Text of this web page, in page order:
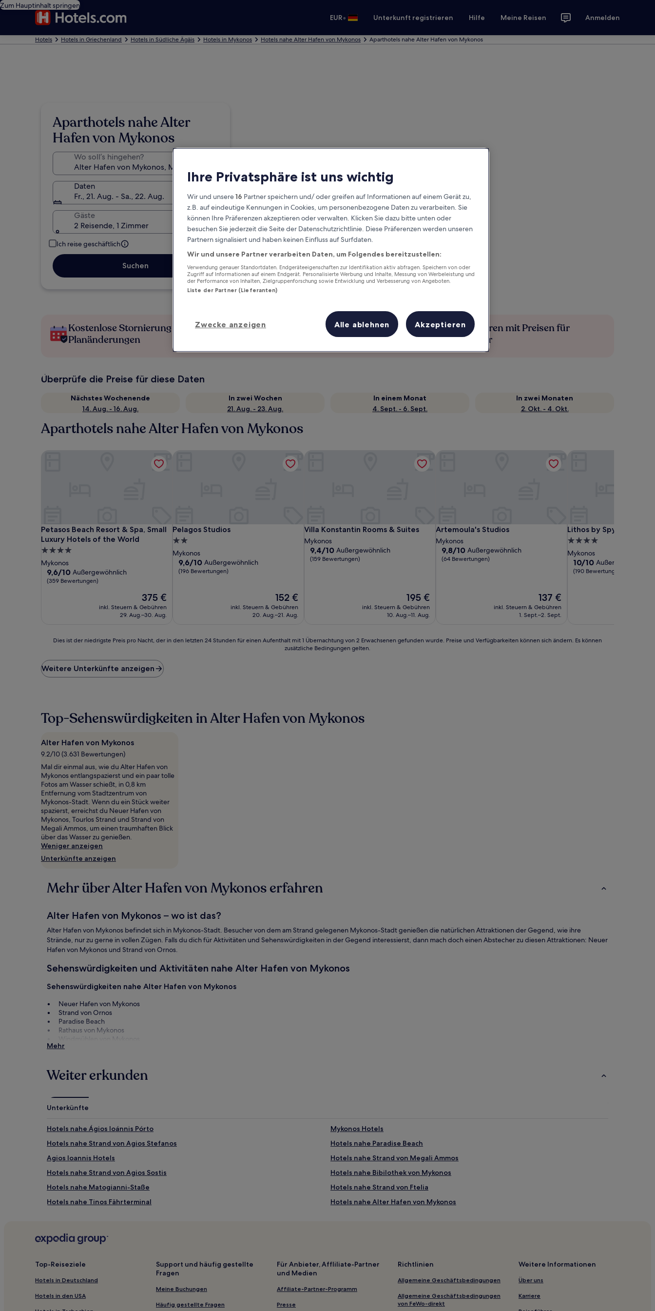
Zum Hauptinhalt springen
EUR• Unterkunft registrieren Hilfe Meine Reisen Anmelden
Hotels Hotels in Griechenland Hotels in Südliche Ägäis Hotels in Mykonos Hotels nahe Alter Hafen von Mykonos Aparthotels nahe Alter Hafen von Mykonos
Aparthotels nahe Alter
Hafen von Mykonos
Wo soll’s hingehen?
Daten
Fr., 21. Aug. - Sa., 22. Aug.
Gäste
2 Reisende, 1 Zimmer
Ich reise geschäftlich
Suchen
Kostenlose Stornierung bei
Planänderungen
Verdiene Prämien für jede
wahrgenommene Übernachtung
Mehr sparen mit Preisen für
Mitglieder
Überprüfe die Preise für diese Daten
Nächstes Wochenende
14. Aug. - 16. Aug.
In zwei Wochen
21. Aug. - 23. Aug.
In einem Monat
4. Sept. - 6. Sept.
In zwei Monaten
2. Okt. - 4. Okt.
Aparthotels nahe Alter Hafen von Mykonos
Petasos Beach Resort & Spa, Small
Luxury Hotels of the World
Petasos Beach Resort & Spa, Small Luxury Hotels of the World
4.0-
Sterne-
Unterkunft
Mykonos
9.6
von
9,6/10 Außergewöhnlich
(359 Bewertungen)
Der
Preis
beträgt
375 €
inkl. Steuern & Gebühren
29. Aug.–30. Aug.
Petasos Beach Resort & Spa, Small Luxury Hotels of the World
Pelagos Studios
Pelagos Studios
2.0-
Sterne-
Unterkunft
Mykonos
9.6
von
9,6/10 Außergewöhnlich
(196 Bewertungen)
Der
Preis
beträgt
152 €
inkl. Steuern & Gebühren
20. Aug.–21. Aug.
Villa Konstantin Rooms & Suites
Villa Konstantin Rooms & Suites
Mykonos
9.4
von
9,4/10 Außergewöhnlich
(159 Bewertungen)
Der
Preis
beträgt
195 €
inkl. Steuern & Gebühren
10. Aug.–11. Aug.
Artemoula's Studios
Artemoula's Studios
Mykonos
9.8
von
9,8/10 Außergewöhnlich
(64 Bewertungen)
Der
Preis
beträgt
137 €
inkl. Steuern & Gebühren
1. Sept.–2. Sept.
Lithos by Spyros & Flora
Lithos by Spyros & Flora
4.0-
Sterne-
Unterkunft
Mykonos
10.0
von
10/10 Außergewöhnlich
(190 Bewertungen)
der
niedrigste
Preis
den
letzten
für
einen
Aufenthalt
mit
1 Übernachtung
von
2 Erwachsenen
gefunden
wurde.
Preise
und
Verfügbarkeiten
können
sich
können
zusätzliche
gelten.
Dies ist der niedrigste Preis pro Nacht, der in den letzten 24 Stunden für einen Aufenthalt mit 1 Übernachtung von 2 Erwachsenen gefunden wurde. Preise und Verfügbarkeiten können sich ändern. Es können
zusätzliche Bedingungen gelten.
Weitere Unterkünfte anzeigen
Top-Sehenswürdigkeiten in Alter Hafen von Mykonos
Alter Hafen von Mykonos
9.2/10 (3.631 Bewertungen)
Mal dir einmal aus, wie du Alter Hafen von
Mykonos entlangspazierst und ein paar tolle
Fotos am Wasser schießt, in 0,8 km
Entfernung vom Stadtzentrum von
Mykonos-Stadt. Wenn du ein Stück weiter
spazierst, erreichst du Neuer Hafen von
Mykonos, Tourlos Strand und Strand von
Megali Ammos, um einen traumhaften Blick
über das Wasser zu genießen.
Weniger anzeigen
Unterkünfte anzeigen
Mehr über Alter Hafen von Mykonos erfahren
Alter Hafen von Mykonos – wo ist das?
Alter Hafen von Mykonos befindet sich in Mykonos-Stadt. Besucher von dem am Strand gelegenen Mykonos-Stadt genießen die natürlichen Attraktionen der Gegend, wie ihre
Strände, nur zu gerne in vollen Zügen. Falls du dich für Aktivitäten und Sehenswürdigkeiten in der Gegend interessierst, dann mach doch einen Abstecher zu diesen Attraktionen: Neuer
Hafen von Mykonos und Strand von Ornos.
Sehenswürdigkeiten und Aktivitäten nahe Alter Hafen von Mykonos
Sehenswürdigkeiten nahe Alter Hafen von Mykonos
Neuer Hafen von Mykonos
Strand von Ornos
Paradise Beach
Rathaus von Mykonos
Matogianni-Staße
Ägäisches Schifffahrtsmuseum
Volkskundemuseum von Mykonos
Rarity Galerie
Alter Hafen von Mykonos: Anreise
Flüge nach Mykonos-Stadt
Flughafen Mykonos Intl. (JMK), 1,7 km vom Zentrum von Mykonos-Stadt entfernt
Flughafen Syros (JSY), 34,2 km vom Zentrum von Mykonos-Stadt entfernt
Flughafen Naxos (JNX), 40,7 km vom Zentrum von Mykonos-Stadt entfernt
Mehr
Weiter erkunden
Unterkünfte
Hotels nahe Ágios Ioánnis Pórto
Mykonos Hotels
Hotels nahe Strand von Agios Stefanos
Hotels nahe Paradise Beach
Agios Ioannis Hotels
Hotels nahe Strand von Megali Ammos
Hotels nahe Strand von Agios Sostis
Hotels nahe Bibilothek von Mykonos
Hotels nahe Matogianni-Staße
Hotels nahe Strand von Ftelia
Hotels nahe Tinos Fährterminal
Hotels nahe Alter Hafen von Mykonos
Hotels nahe Kápari
Ferienwohnungen in Südliche Ägäis
Aparthotels in Südliche Ägäis
Ferienwohnungen in Strand Piperi
Ferienwohnungen in Naoussa
Aparthotels in Tinos
Top-Reiseziele
Hotels in Deutschland
Hotels in den USA
Support und häufig gestellte
Fragen
Meine Buchungen
Häufig gestellte Fragen
Für Anbieter, Affliliate-Partner
und Medien
Affiliate-Partner-Programm
Presse
Richtlinien
Allgemeine Geschäftsbedingungen
Allgemeine Geschäftsbedingungen
von FeWo-direkt
Weitere Informationen
Über uns
Karriere
Ihre Privatsphäre ist uns wichtig
Wir und unsere16 Partner speichern und/ oder greifen auf Informationen auf einem Gerät zu,
z.B. auf eindeutige Kennungen in Cookies, um personenbezogene Daten zu verarbeiten. Sie
können Ihre Präferenzen akzeptieren oder verwalten. Klicken Sie dazu bitte unten oder
besuchen Sie jederzeit die Seite der Datenschutzrichtlinie. Diese Präferenzen werden unseren
Partnern signalisiert und haben keinen Einfluss auf Surfdaten.
Wir und unsere Partner verarbeiten Daten, um Folgendes bereitzustellen:
Verwendung genauer Standortdaten. Endgeräteeigenschaften zur Identifikation aktiv abfragen. Speichern von oder
Zugriff auf Informationen auf einem Endgerät. Personalisierte Werbung und Inhalte, Messung von Werbeleistung und
der Performance von Inhalten, Zielgruppenforschung sowie Entwicklung und Verbesserung von Angeboten.
Liste der Partner (Lieferanten)
Zwecke anzeigen Alle ablehnen Akzeptieren